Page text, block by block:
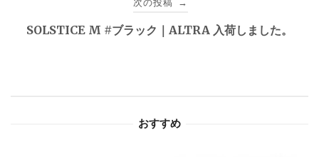
次の投稿 →
SOLSTICE M #ブラック｜ALTRA 入荷しました。
おすすめ